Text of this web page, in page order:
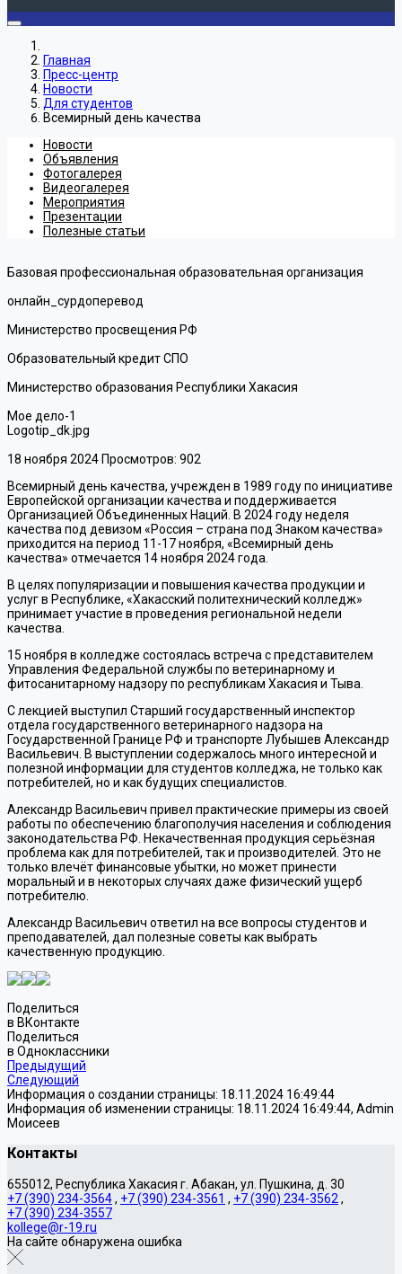
Главная
Пресс-центр
Новости
Для студентов
Всемирный день качества
Новости
Объявления
Фотогалерея
Видеогалерея
Мероприятия
Презентации
Полезные статьи
Базовая профессиональная образовательная организация
онлайн_сурдоперевод
Министерство просвещения РФ
Образовательный кредит СПО
Министерство образования Республики Хакасия
Мое дело-1
Logotip_dk.jpg
18 ноября 2024 Просмотров: 902
Всемирный день качества, учрежден в 1989 году по инициативе
Европейской организации качества и поддерживается
Организацией Объединенных Наций. В 2024 году неделя
качества под девизом «Россия – страна под Знаком качества»
приходится на период 11-17 ноября, «Всемирный день
качества» отмечается 14 ноября 2024 года.
В целях популяризации и повышения качества продукции и
услуг в Республике, «Хакасский политехнический колледж»
принимает участие в проведения региональной недели
качества.
15 ноября в колледже состоялась встреча с представителем
Управления Федеральной службы по ветеринарному и
фитосанитарному надзору по республикам Хакасия и Тыва.
С лекцией выступил Старший государственный инспектор
отдела государственного ветеринарного надзора на
Государственной Границе РФ и транспорте Лубышев Александр
Васильевич. В выступлении содержалось много интересной и
полезной информации для студентов колледжа, не только как
потребителей, но и как будущих специалистов.
Александр Васильевич привел практические примеры из своей
работы по обеспечению благополучия населения и соблюдения
законодательства РФ. Некачественная продукция серьёзная
проблема как для потребителей, так и производителей. Это не
только влечёт финансовые убытки, но может принести
моральный и в некоторых случаях даже физический ущерб
потребителю.
Александр Васильевич ответил на все вопросы студентов и
преподавателей, дал полезные советы как выбрать
качественную продукцию.
Поделиться
в ВКонтакте
Поделиться
в Одноклассники
Предыдущий
Следующий
Информация о создании страницы: 18.11.2024 16:49:44
Информация об изменении страницы: 18.11.2024 16:49:44, Admin
Моисеев
Контакты
655012, Республика Хакасия г. Абакан, ул. Пушкина, д. 30
+7 (390) 234-3564, +7 (390) 234-3561 , +7 (390) 234-3562 ,
+7 (390) 234-3557
kollege@r-19.ru
На сайте обнаружена ошибка